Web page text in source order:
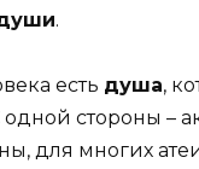
.
есть душа,
стороны –
для многих